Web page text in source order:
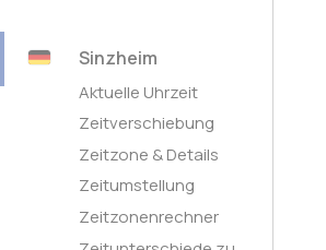
Sinzheim
Aktuelle Uhrzeit
Zeitverschiebung
Zeitzone & Details
Zeitumstellung
Zeitzonenrechner